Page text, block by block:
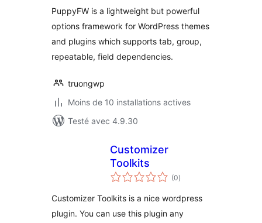
PuppyFW is a lightweight but powerful
options framework for WordPress themes
and plugins which supports tab, group,
repeatable, field dependencies.
truongwp
Moins de 10 installations actives
Testé avec 4.9.30
Customizer
Toolkits
(0notes
en
)
Customizer Toolkits is a nice wordpress
plugin. You can use this plugin any